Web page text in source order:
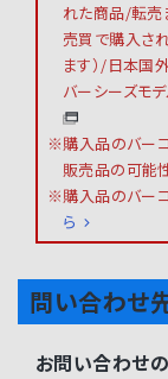
れた商品/転売
売買で購入さ
ます）/日本国
バーシーズモ
※購入品のバー
販売品の可能
※購入品のバー
ら
問い合わせ
お問い合わせ